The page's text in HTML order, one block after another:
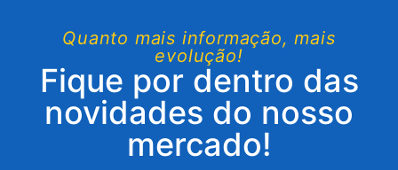
Quanto mais informação, mais
evolução!
Fique por dentro das
novidades do nosso
mercado!